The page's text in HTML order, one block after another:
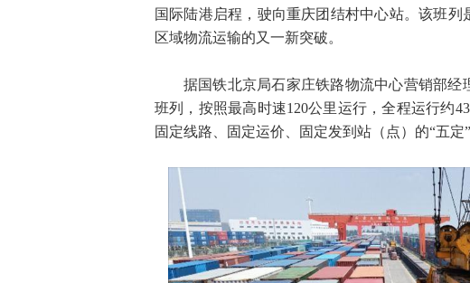
国际陆港启程，驶向重庆团结村中心站。该班
区域物流运输的又一新突破。
据国铁北京局石家庄铁路物流中心营销部
班列，按照最高时速120公里运行，全程运行约
固定线路、固定运价、固定发到站（点）的“五